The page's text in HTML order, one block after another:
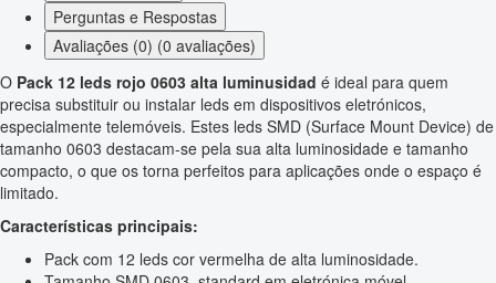
Perguntas e Respostas
Avaliações (0) (0 avaliações)
O Pack 12 leds rojo 0603 alta luminusidad é ideal para quem
precisa substituir ou instalar leds em dispositivos eletrónicos,
especialmente telemóveis. Estes leds SMD (Surface Mount Device) de
tamanho 0603 destacam-se pela sua alta luminosidade e tamanho
compacto, o que os torna perfeitos para aplicações onde o espaço é
limitado.
Características principais:
Pack com 12 leds cor vermelha de alta luminosidade.